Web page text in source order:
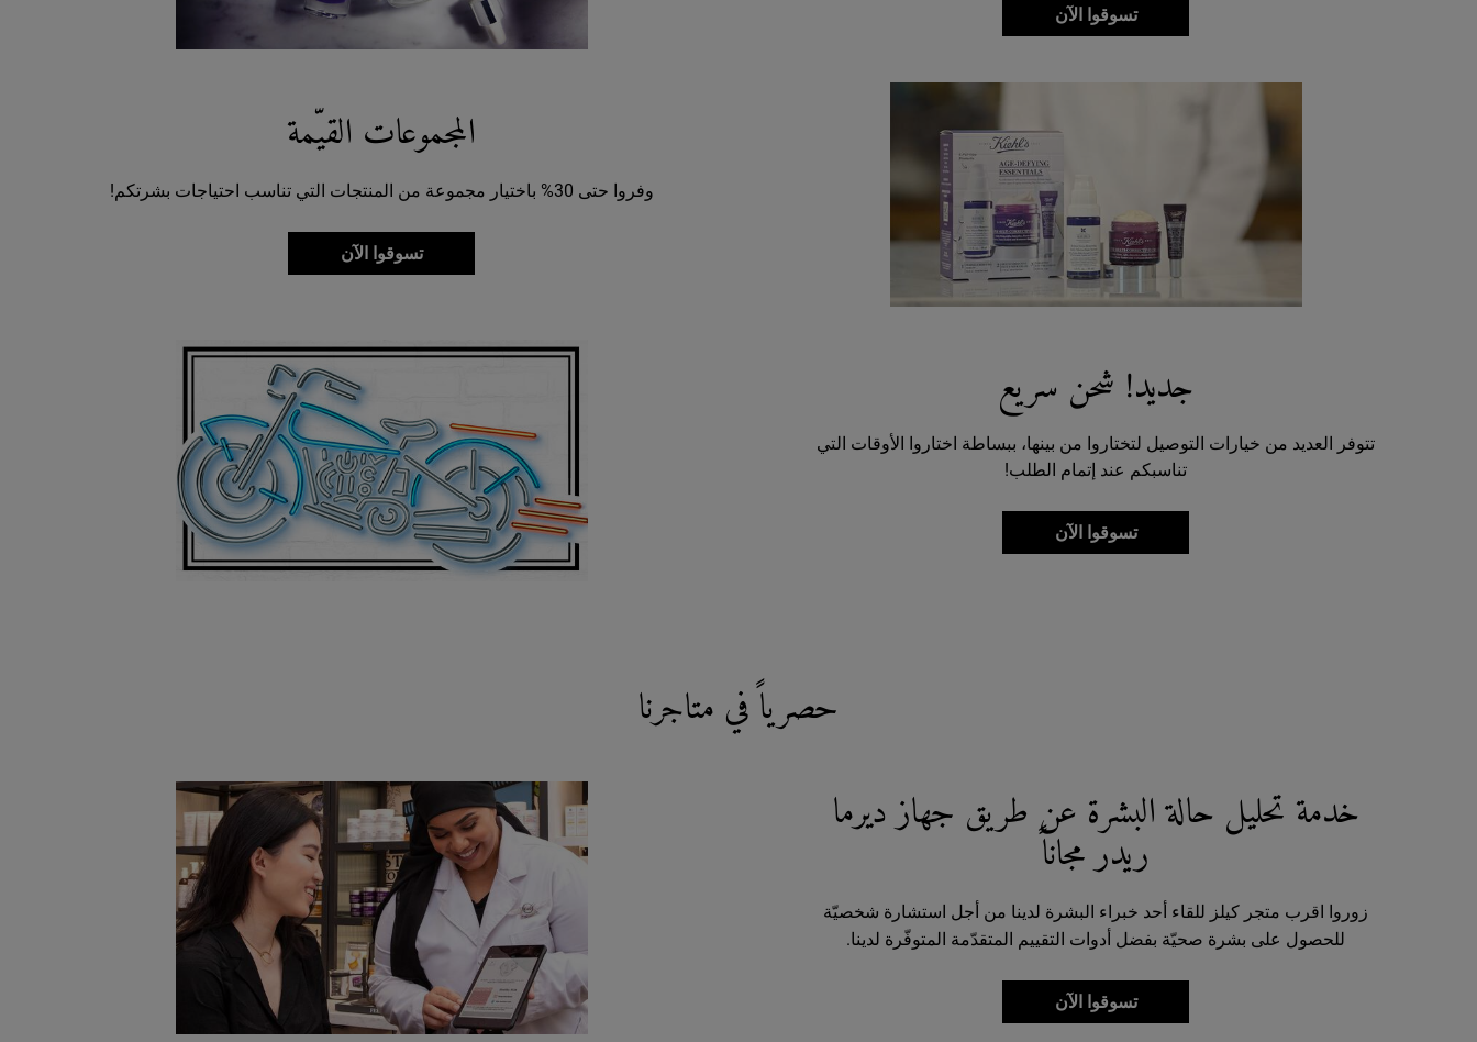
تسوقوا الآن
المجموعات القيّمة
وفروا حتى 30% باختيار مجموعة من المنتجات التي تناسب احتياجات بشرتكم!
تسوقوا الآن
جديد! شحن سريع
تتوفر العديد من خيارات التوصيل لتختاروا من بينها، ببساطة اختاروا الأوقات التي
تناسبكم عند إتمام الطلب!
تسوقوا الآن
حصرياً في متاجرنا
خدمة تحليل حالة البشرة عن طريق جهاز ديرما
ريدر مجاناً
زوروا اقرب متجر كيلز للقاء أحد خبراء البشرة لدينا من أجل استشارة شخصيّة
للحصول على بشرة صحيّة بفضل أدوات التقييم المتقدّمة المتوفّرة لدينا.
تسوقوا الآن